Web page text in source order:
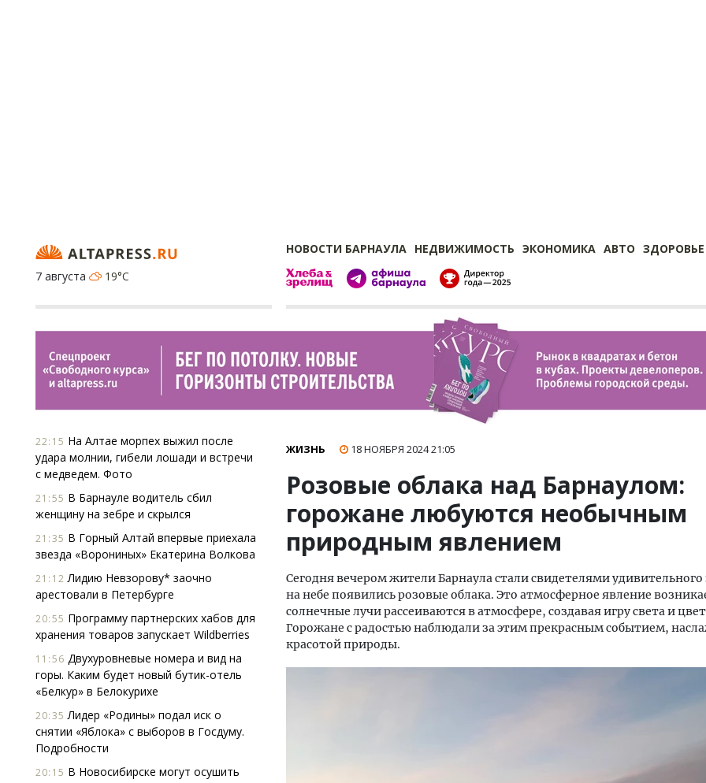
НОВОСТИ БАРНАУЛА НЕДВИЖИМОСТЬ ЭКОНОМИКА АВТО ЗДОРОВЬЕ
7 августа
19°C
22:15 На Алтае морпех выжил после
удара молнии, гибели лошади и встречи
с медведем. Фото
21:55 В Барнауле водитель сбил
женщину на зебре и скрылся
21:35 В Горный Алтай впервые приехала
звезда «Ворониных» Екатерина Волкова
21:12 Лидию Невзорову* заочно
арестовали в Петербурге
20:55 Программу партнерских хабов для
хранения товаров запускает Wildberries
11:56 Двухуровневые номера и вид на
горы. Каким будет новый бутик-отель
«Белкур» в Белокурихе
20:35 Лидер «Родины» подал иск о
снятии «Яблока» с выборов в Госдуму.
Подробности
20:15 В Новосибирске могут осушить
ЖИЗНЬ 18 НОЯБРЯ 202421:05
Розовые облака над Барнаулом:
горожане любуются необычным
природным явлением
Сегодня вечером жители Барнаула стали свидетелями
на небе появились розовые облака. Это атмосферное явление
солнечные лучи рассеиваются в атмосфере, создавая игру света и
Горожане с радостью наблюдали за этим прекрасным событием,
красотой природы.